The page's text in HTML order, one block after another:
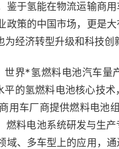
于氢能在物流运输商
策的中国市场，更是
经济转型升级和科技创
界*氢燃料电池汽车量
的氢燃料电池核心技
用车厂商提供燃料电池
燃料电池系统研发与生
、多车型上的应用，